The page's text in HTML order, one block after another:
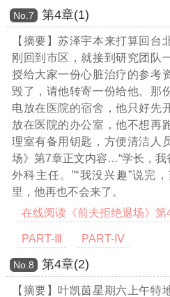
Νο.7 第4章(1)
【摘要】苏泽宇本来打算回台
刚回到市区，就接到研究团队
授给大家一份心脏治疗的参考
毁了，请他转寄一份给他。那
电放在医院的宿舍，他只好先
放在医院的办公室，他不想再
理室有备用钥匙，方便清洁人
场》第7章正文内容…“学长，
外科主任。”“我没兴趣”说完
里，他再也不会来了。
在线阅读《前夫拒绝退场》第
PART-Ⅲ PART-Ⅳ
Νο.8 第4章(2)
【摘要】叶凯茵星期六上午特